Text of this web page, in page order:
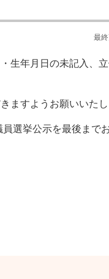
最
生年月日の未記入、
ますようお願いいたし
選挙公示を最後まで